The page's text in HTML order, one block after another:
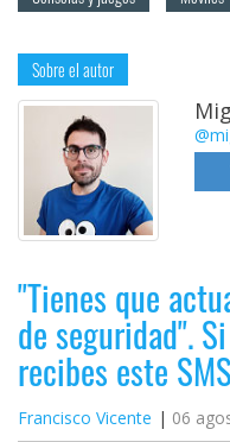
Sobre el autor
"Tienes que
de seguridad".
recibes este
Francisco Vicente 06